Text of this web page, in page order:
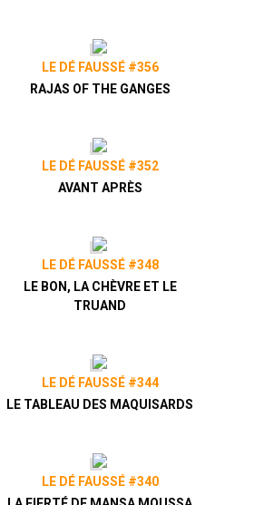
LE DÉ FAUSSÉ #356
RAJAS OF THE GANGES
LE DÉ FAUSSÉ #352
AVANT APRÈS
LE DÉ FAUSSÉ #348
LE BON, LA CHÈVRE ET LE
TRUAND
LE DÉ FAUSSÉ #344
LE TABLEAU DES MAQUISARDS
LE DÉ FAUSSÉ #340